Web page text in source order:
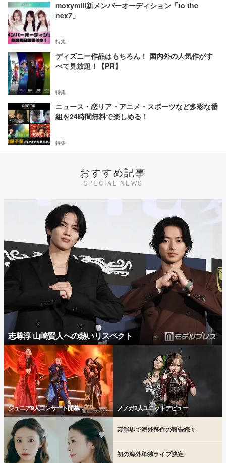
moxymill新メンバーオーディション「to the
nex7」
特集
ディズニー作品はもちろん！ 国内外の人気作がす
べて見放題！【PR】
特集
ニュース・恋リア・アニメ・スポーツなど多彩な番
組を24時間無料で楽しめる！
特集
おすすめ記事
SPECIAL NEWS
志尊淳 山崎賢人への熱いリスペクト
ジュニア9人コンサート開幕 ノノガ2人ユニットデビュー
芸能界で海外移住の報告続々
初の海外単独ライブ決定